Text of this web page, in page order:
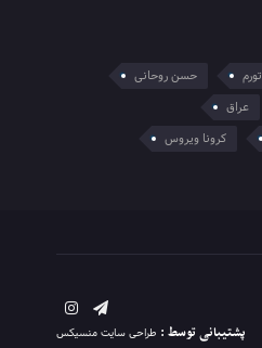
تورم
حسن روحانی
عراق
کرونا ویروس
پشتیبانی توسط : طراحی سایت منسیکس